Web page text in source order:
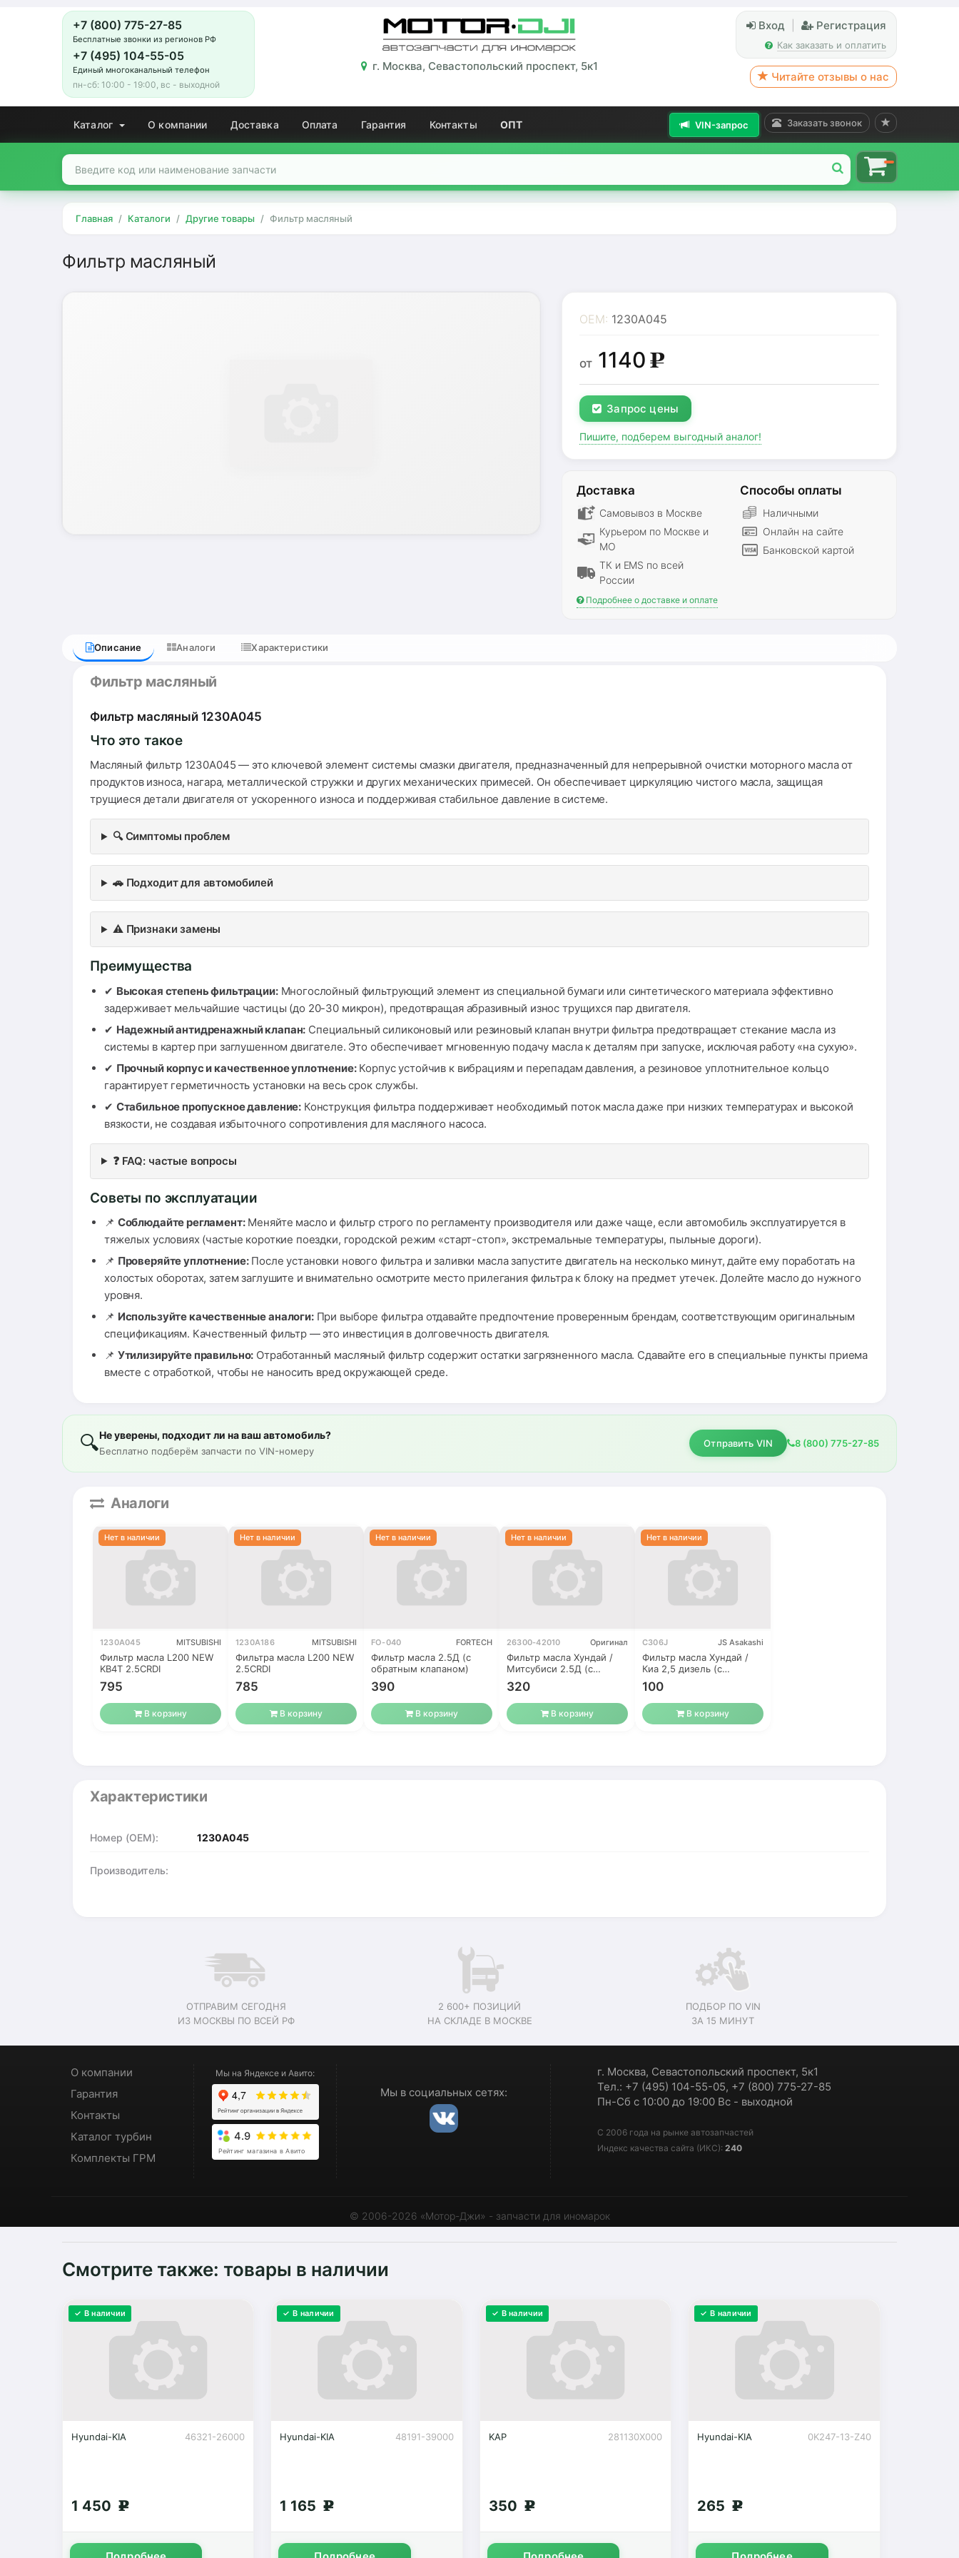
+7 (800) 775-27-85
Бесплатные звонки из регионов РФ
+7 (495) 104-55-05
Единый многоканальный телефон
пн-сб: 10:00 - 19:00, вс - выходной
г. Москва, Севастопольский проспект, 5к1
Вход Регистрация
Как заказать и оплатить
Читайте отзывы о нас
Каталог О компании Доставка Оплата Гарантия Контакты ОПТ Заказать звонок
VIN-запрос
Главная Каталоги Другие товары Фильтр масляный
Фильтр масляный
OEM: 1230A045
от 1140g
Запрос цены
Пишите, подберем выгодный аналог!
Доставка
Самовывоз в Москве
Курьером по Москве и
МО
ТК и EMS по всей
России
Способы оплаты
Наличными
Онлайн на сайте
Банковской картой
Подробнее о доставке и оплате
Описание Аналоги Характеристики
Фильтр масляный
Фильтр масляный 1230A045
Что это такое
Масляный фильтр 1230A045 — это ключевой элемент системы смазки двигателя, предназначенный для непрерывной очистки моторного масла от
продуктов износа, нагара, металлической стружки и других механических примесей. Он обеспечивает циркуляцию чистого масла, защищая
трущиеся детали двигателя от ускоренного износа и поддерживая стабильное давление в системе.
🔍 Симптомы проблем
🚗 Подходит для автомобилей
⚠️ Признаки замены
Преимущества
✔ Высокая степень фильтрации:Многослойный фильтрующий элемент из специальной бумаги или синтетического материала эффективно
задерживает мельчайшие частицы (до 20-30 микрон), предотвращая абразивный износ трущихся пар двигателя.
✔ Надежный антидренажный клапан: Специальный силиконовый или резиновый клапан внутри фильтра предотвращает стекание масла из
системы в картер при заглушенном двигателе. Это обеспечивает мгновенную подачу масла к деталям при запуске, исключая работу «на сухую».
✔ Прочный корпус и качественное уплотнение:Корпус устойчив к вибрациям и перепадам давления, а резиновое уплотнительное кольцо
гарантирует герметичность установки на весь срок службы.
✔ Стабильное пропускное давление: Конструкция фильтра поддерживает необходимый поток масла даже при низких температурах и высокой
вязкости, не создавая избыточного сопротивления для масляного насоса.
❓ FAQ: частые вопросы
Советы по эксплуатации
📌 Соблюдайте регламент:Меняйте масло и фильтр строго по регламенту производителя или даже чаще, если автомобиль эксплуатируется в
тяжелых условиях (частые короткие поездки, городской режим «старт-стоп», экстремальные температуры, пыльные дороги).
📌 Проверяйте уплотнение:После установки нового фильтра и заливки масла запустите двигатель на несколько минут, дайте ему поработать на
холостых оборотах, затем заглушите и внимательно осмотрите место прилегания фильтра к блоку на предмет утечек. Долейте масло до нужного
уровня.
📌 Используйте качественные аналоги:При выборе фильтра отдавайте предпочтение проверенным брендам, соответствующим оригинальным
спецификациям. Качественный фильтр — это инвестиция в долговечность двигателя.
📌 Утилизируйте правильно: Отработанный масляный фильтр содержит остатки загрязненного масла. Сдавайте его в специальные пункты приема
вместе с отработкой, чтобы не наносить вред окружающей среде.
🔍Не уверены, подходит ли на ваш автомобиль?
Бесплатно подберём запчасти по VIN-номеру
Отправить VIN 8 (800) 775-27-85
Аналоги
1230A045 MITSUBISHI
Фильтр масла L200 NEW
KB4T 2.5CRDI
795
В корзину
1230A186 MITSUBISHI
Фильтра масла L200 NEW
2.5CRDI
785
В корзину
FO-040 FORTECH
Фильтр масла 2.5Д (с
обратным клапаном)
390
В корзину
26300-42010 Оригинал
Фильтр масла Хундай /
Митсубиси 2.5Д (с
обратным
320
В корзину
C306J JS Asakashi
Фильтр масла Хундай /
Киа 2,5 дизель (с
обратным
100
В корзину
Характеристики
Номер (OEM): 1230A045
Производитель:
ОТПРАВИМ СЕГОДНЯ
ИЗ МОСКВЫ ПО ВСЕЙ РФ
2 600+ ПОЗИЦИЙ
НА СКЛАДЕ В МОСКВЕ
ПОДБОР ПО VIN
ЗА 15 МИНУТ
О компании
Гарантия
Контакты
Каталог турбин
Комплекты ГРМ
Мы на Яндексе и Авито:
4.9
Рейтинг магазина в Авито
Мы в социальных сетях:
г. Москва, Севастопольский проспект, 5к1
Тел.: +7 (495) 104-55-05, +7 (800) 775-27-85
Пн-Сб с 10:00 до 19:00 Вс - выходной
С 2006 года на рынке автозапчастей
Индекс качества сайта (ИКС): 240
© 2006-2026 «Мотор-Джи» - запчасти для иномарок
Смотрите также: товары в наличии
✓ В наличии
46321-26000
Hyundai-KIA
1 450 g
✓ В наличии
48191-39000
Hyundai-KIA
1 165 g
✓ В наличии
281130X000
KAP
350 g
✓ В наличии
0K247-13-Z40
Hyundai-KIA
265 g